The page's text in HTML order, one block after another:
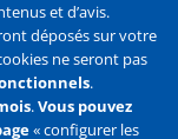
site
et d’avis.
déposés sur votre
ne seront pas
.
.Vous pouvez
« configurer les